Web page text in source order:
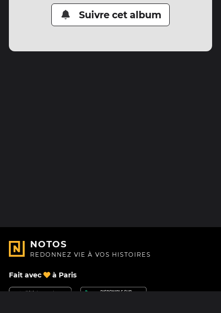
Suivre cet album
NOTOS
REDONNEZ VIE À VOS HISTOIRES
Fait avec à Paris